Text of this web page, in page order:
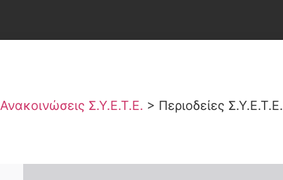
Ανακοινώσεις Σ.Υ.Ε.Τ.Ε. > Περιοδείες Σ.Υ.Ε.Τ.Ε.